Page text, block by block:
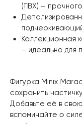
(ПВХ) –
Коллекционная
– идеально для
Фигурка Minix
сохранить
Добавьте её в
вспоминайте о